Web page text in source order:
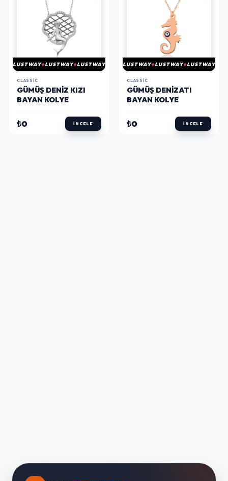
LUSTWAY LUSTWAY LUSTWAY
CLASSIC
GÜMÜŞ DENIZ KIZI
BAYAN KOLYE
₺0 İNCELE
LUSTWAY LUSTWAY LUSTWAY
CLASSIC
GÜMÜŞ DENIZATI
BAYAN KOLYE
₺0 İNCELE